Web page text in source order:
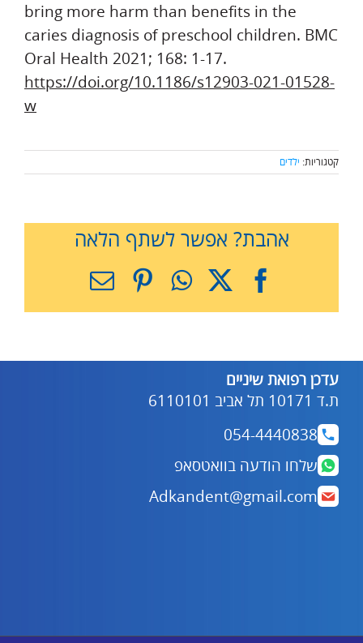
bring more harm than benefits in the
caries diagnosis of preschool children. BMC
Oral Health 2021; 168: 1-17.
https://doi.org/10.1186/s12903-021-01528-
w
קטגוריות: ילדים
אהבת? אפשר לשתף הלאה
Facebook
X
WhatsApp
Pinterest
כתובת
עדכן רפואת שיניים
ת.ד 10171 תל אביב 6110101
054-4440838
שלחו הודעה בוואטסאפ
Adkandent@gmail.com